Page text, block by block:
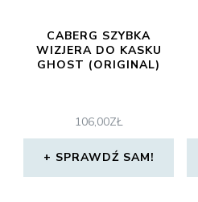
CABERG SZYBKA
WIZJERA DO KASKU
GHOST (ORIGINAL)
106,00ZŁ
SPRAWDŹ SAM!